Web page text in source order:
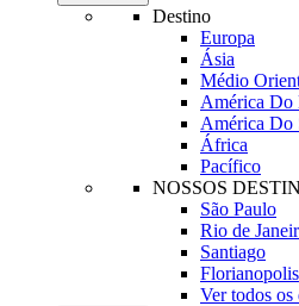
Destino
Europa
Ásia
Médio
América Do
América Do
África
Pacífico
NOSSOS
São Paulo
Rio de
Santiago
Florianopolis
Ver todos os